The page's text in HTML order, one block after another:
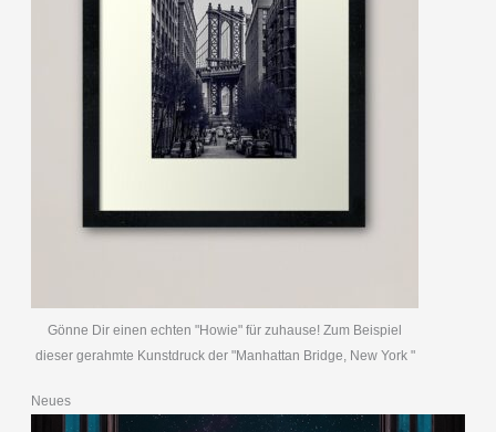
Gönne Dir einen echten "Howie" für zuhause! Zum Beispiel
dieser gerahmte Kunstdruck der "Manhattan Bridge, New York "
Neues